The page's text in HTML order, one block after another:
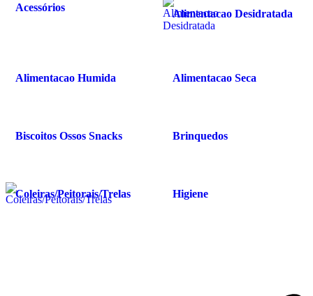
Acessórios
Alimentacao Desidratada
Alimentacao Humida Alimentacao Seca
Biscoitos Ossos Snacks Brinquedos
Coleiras/Peitorais/Trelas Higiene